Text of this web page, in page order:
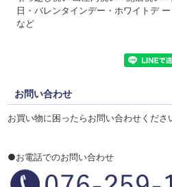
日・バレンタインデー・ホワイトデ
など
お問い合わせ
お買い物に困ったらお問い合わせくださ
●お電話でのお問い合わせ